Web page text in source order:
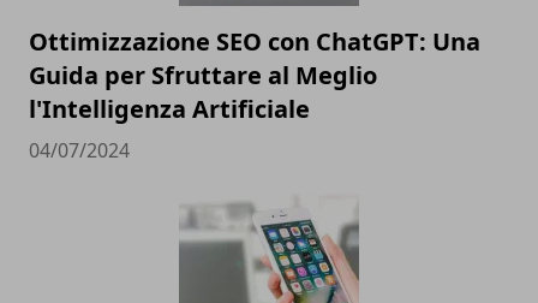
Ottimizzazione SEO con ChatGPT: Una
Guida per Sfruttare al Meglio
l'Intelligenza Artificiale
04/07/2024